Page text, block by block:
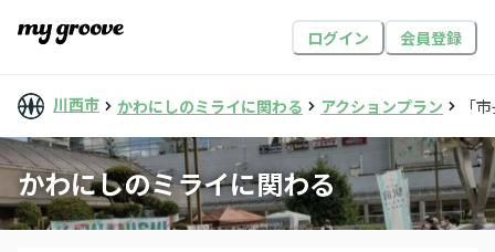
ログイン 会員登録
川西市 かわにしのミライに関わる アクションプラン 「
かわにしのミライに関わる